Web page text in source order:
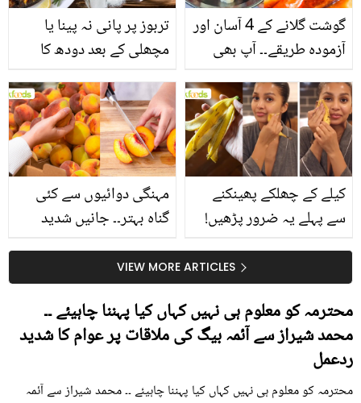
تربوز پر پانی نہ پینا یا
مچھلی کے بعد دودھ کا
سے متعلق غلط فہمیوں کی
حقیقت کیا ہے اور افواہ
کیا؟
گوشت گلانے کے 4 آسان اور
آزمودہ طریقے۔۔ آپ بھی
بتائے راز
مہنگی دوائیوں سے کئی
گناہ بہتر۔۔ جانیں شدید
کیوں کھانا چاہیے؟
کیلے کے چھلکے پھینکنے
سے پہلے یہ ضرور پڑھیں!
سستا اور قدرتی حلVIEW MORE ARTICLES
محترمہ کو معلوم ہی نہیں کہاں کیا پہننا چاہیئے ۔۔
محمد شیراز سے آئمہ بیگ کی ملاقات پر عوام کا شدید
ردعمل
محترمہ کو معلوم ہی نہیں کہاں کیا پہننا چاہیئے ۔۔ محمد شیراز سے آئمہ